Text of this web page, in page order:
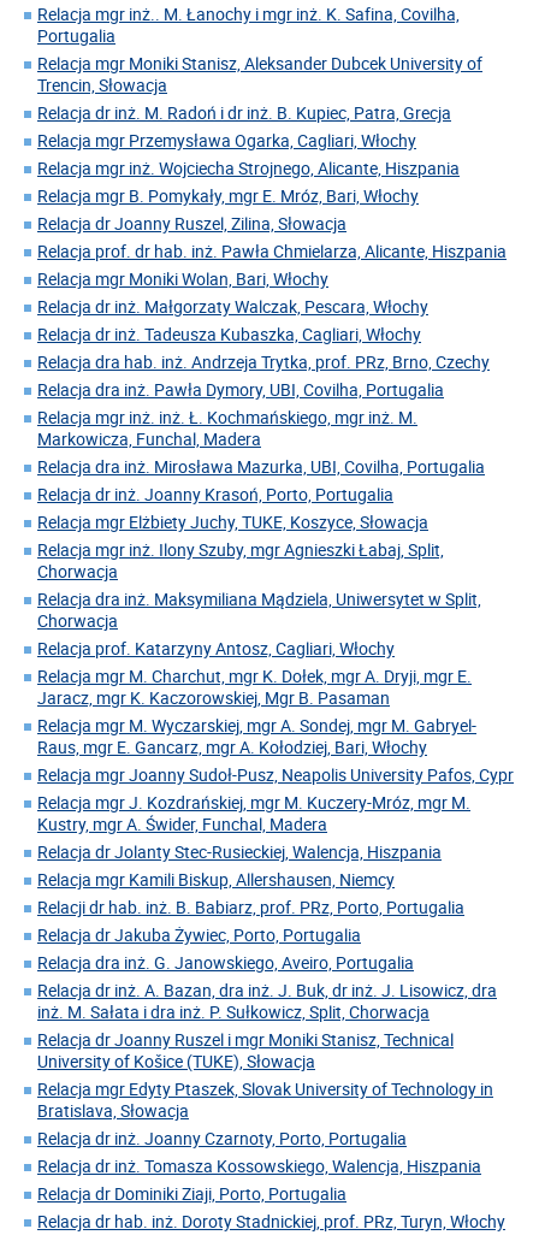
Relacja mgr inż.. M. Łanochy i mgr inż. K. Safina, Covilha,
Portugalia
Relacja mgr Moniki Stanisz, Aleksander Dubcek University of
Trencin, Słowacja
Relacja dr inż. M. Radoń i dr inż. B. Kupiec, Patra, Grecja
Relacja mgr Przemysława Ogarka, Cagliari, Włochy
Relacja mgr inż. Wojciecha Strojnego, Alicante, Hiszpania
Relacja mgr B. Pomykały, mgr E. Mróz, Bari, Włochy
Relacja dr Joanny Ruszel, Zilina, Słowacja
Relacja prof. dr hab. inż. Pawła Chmielarza, Alicante, Hiszpania
Relacja mgr Moniki Wolan, Bari, Włochy
Relacja dr inż. Małgorzaty Walczak, Pescara, Włochy
Relacja dr inż. Tadeusza Kubaszka, Cagliari, Włochy
Relacja dra hab. inż. Andrzeja Trytka, prof. PRz, Brno, Czechy
Relacja dra inż. Pawła Dymory, UBI, Covilha, Portugalia
Relacja mgr inż. inż. Ł. Kochmańskiego, mgr inż. M.
Markowicza, Funchal, Madera
Relacja dra inż. Mirosława Mazurka, UBI, Covilha, Portugalia
Relacja dr inż. Joanny Krasoń, Porto, Portugalia
Relacja mgr Elżbiety Juchy, TUKE, Koszyce, Słowacja
Relacja mgr inż. Ilony Szuby, mgr Agnieszki Łabaj, Split,
Chorwacja
Relacja dra inż. Maksymiliana Mądziela, Uniwersytet w Split,
Chorwacja
Relacja prof. Katarzyny Antosz, Cagliari, Włochy
Relacja mgr M. Charchut, mgr K. Dołek, mgr A. Dryji, mgr E.
Jaracz, mgr K. Kaczorowskiej, Mgr B. Pasaman
Relacja mgr M. Wyczarskiej, mgr A. Sondej, mgr M. Gabryel-
Raus, mgr E. Gancarz, mgr A. Kołodziej, Bari, Włochy
Relacja mgr Joanny Sudoł-Pusz, Neapolis University Pafos, Cypr
Relacja mgr J. Kozdrańskiej, mgr M. Kuczery-Mróz, mgr M.
Kustry, mgr A. Świder, Funchal, Madera
Relacja dr Jolanty Stec-Rusieckiej, Walencja, Hiszpania
Relacja mgr Kamili Biskup, Allershausen, Niemcy
Relacji dr hab. inż. B. Babiarz, prof. PRz, Porto, Portugalia
Relacja dr Jakuba Żywiec, Porto, Portugalia
Relacja dra inż. G. Janowskiego, Aveiro, Portugalia
Relacja dr inż. A. Bazan, dra inż. J. Buk, dr inż. J. Lisowicz, dra
inż. M. Sałata i dra inż. P. Sułkowicz, Split, Chorwacja
Relacja dr Joanny Ruszel i mgr Moniki Stanisz, Technical
University of Košice (TUKE), Słowacja
Relacja mgr Edyty Ptaszek, Slovak University of Technology in
Bratislava, Słowacja
Relacja dr inż. Joanny Czarnoty, Porto, Portugalia
Relacja dr inż. Tomasza Kossowskiego, Walencja, Hiszpania
Relacja dr Dominiki Ziaji, Porto, Portugalia
Relacja dr hab. inż. Doroty Stadnickiej, prof. PRz, Turyn, Włochy